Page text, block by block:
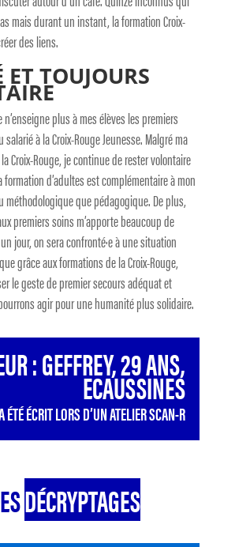
mais durant un instant, la formation Croix-
des liens.
ET TOUJOURS
plus à mes élèves les premiers
à la Croix-Rouge Jeunesse. Malgré ma
Croix-Rouge, je continue de rester volontaire
d’adultes est complémentaire à mon
méthodologique que pédagogique. De plus,
premiers soins m’apporte beaucoup de
jour, on sera confronté·e à une situation
grâce aux formations de la Croix-Rouge,
le geste de premier secours adéquat et
agir pour une humanité plus solidaire.
: GEFFREY, 29 ANS,
ECAUSSINES
ÉTÉ ÉCRIT LORS D’UN ATELIER SCAN-R
DÉCRYPTAGES